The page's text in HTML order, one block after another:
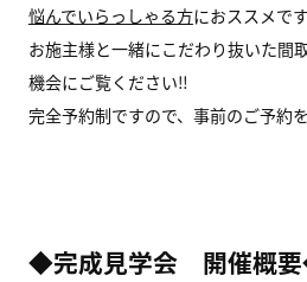
悩んでいらっしゃる方におススメで
お施主様と一緒にこだわり抜いた間
機会にご覧ください‼
完全予約制ですので、事前のご予約
◆完成見学会 開催概